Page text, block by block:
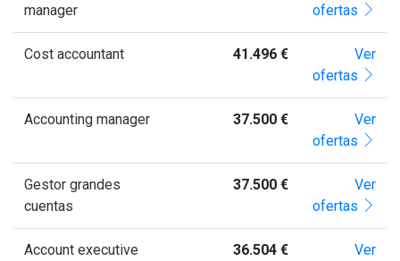
manager
ofertas
Cost accountant 41.496 €
Ver
ofertas
Accounting manager 37.500 €
Ver
ofertas
Gestor grandes
cuentas
37.500 €
Ver
ofertas
Account executive 36.504 €
Ver